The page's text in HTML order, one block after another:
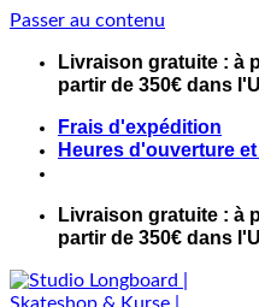
Passer au contenu
Livraison gratuite : à
partir de 350€ dans
Frais d'expédition
Heures d'ouverture
Livraison gratuite : à
partir de 350€ dans